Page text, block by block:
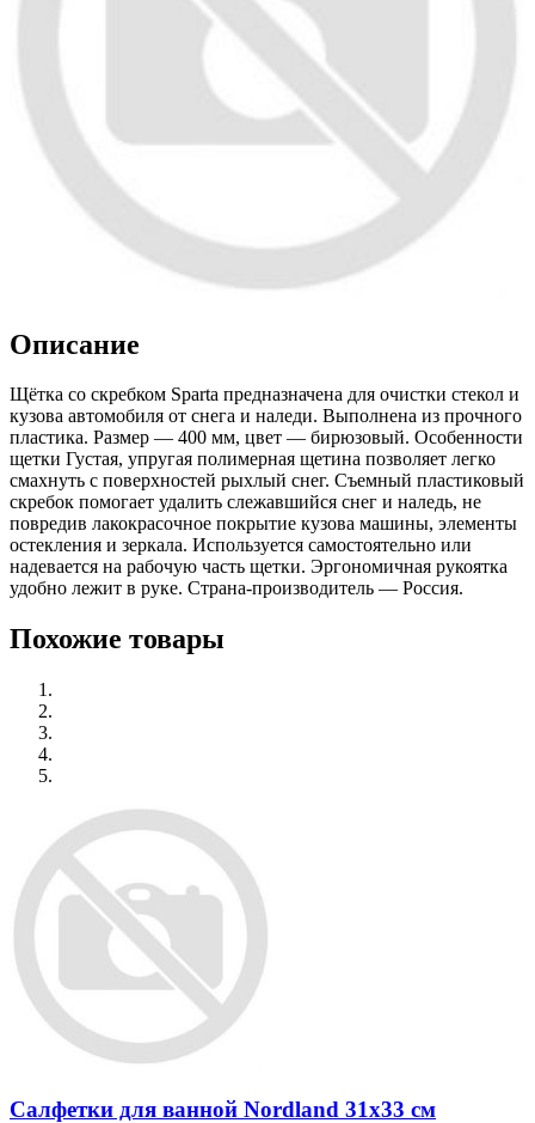
Описание
Щётка со скребком Sparta предназначена для очистки стекол и
кузова автомобиля от снега и наледи. Выполнена из прочного
пластика. Размер — 400 мм, цвет — бирюзовый. Особенности
щетки Густая, упругая полимерная щетина позволяет легко
смахнуть с поверхностей рыхлый снег. Съемный пластиковый
скребок помогает удалить слежавшийся снег и наледь, не
повредив лакокрасочное покрытие кузова машины, элементы
остекления и зеркала. Используется самостоятельно или
надевается на рабочую часть щетки. Эргономичная рукоятка
удобно лежит в руке. Страна-производитель — Россия.
Похожие товары
Салфетки для ванной Nordland 31х33 см